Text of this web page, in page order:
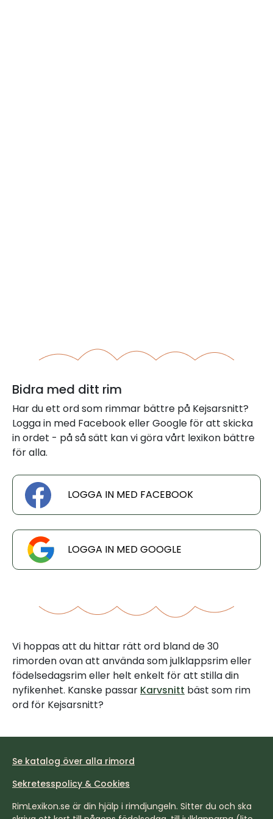
Bidra med ditt rim
Har du ett ord som rimmar bättre på Kejsarsnitt?
Logga in med Facebook eller Google för att skicka
in ordet - på så sätt kan vi göra vårt lexikon bättre
för alla.
LOGGA IN MED FACEBOOK
LOGGA IN MED GOOGLE
Vi hoppas att du hittar rätt ord bland de 30
rimorden ovan att använda som julklappsrim eller
födelsedagsrim eller helt enkelt för att stilla din
nyfikenhet. Kanske passar Karvsnitt bäst som rim
ord för Kejsarsnitt?
Se katalog över alla rimord
Sekretesspolicy & Cookies
RimLexikon.se är din hjälp i rimdjungeln. Sitter du och ska